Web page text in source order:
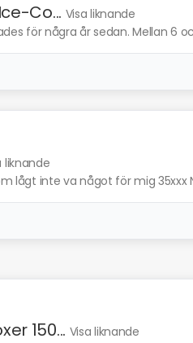
Co... Visa liknande
för några år sedan. Mellan 6
liknande
lågt inte va något för mig 35xxx
150... Visa liknande